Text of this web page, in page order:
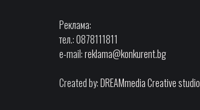
Реклама:
тел.: 0878111811
e-mail:reklama@konkurent.bg
Created by:DREAMmedia Creative studio